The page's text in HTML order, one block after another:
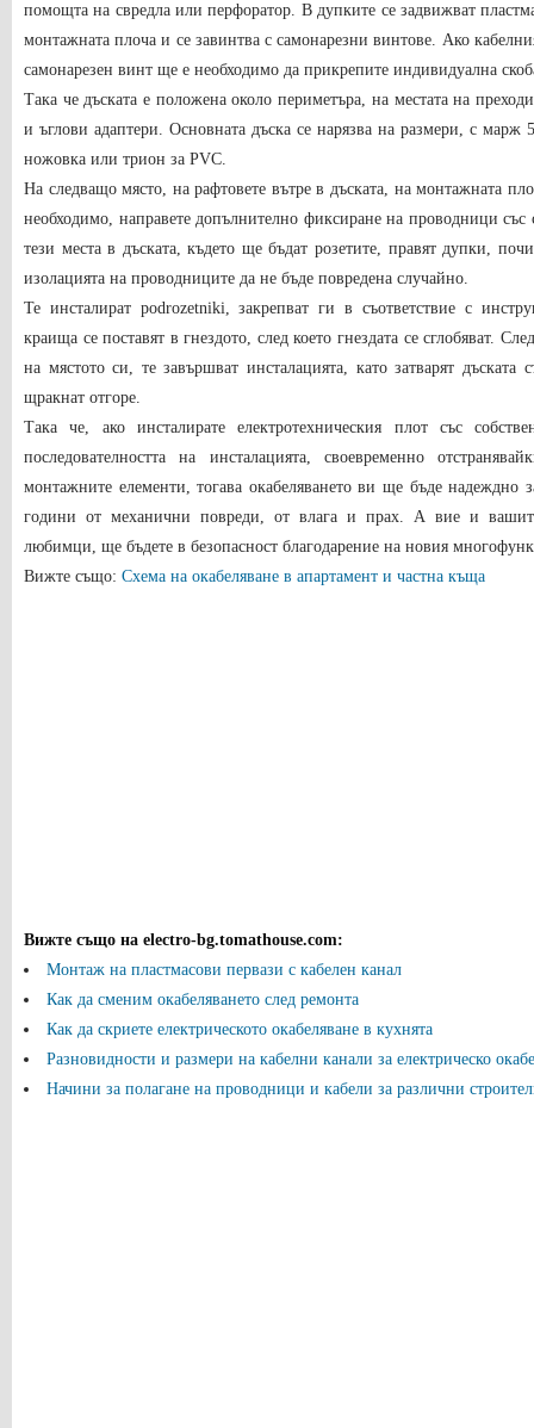
помощта на свредла или перфоратор. В дупките се задвижват
монтажната плоча и се завинтва с самонарезни винтове. Ако
самонарезен винт ще е необходимо да прикрепите индивидуална
Така че дъската е положена около периметъра, на местата на
и ъглови адаптери. Основната дъска се нарязва на размери, с марж
ножовка или трион за PVC.
На следващо място, на рафтовете вътре в дъската, на монтажната
необходимо, направете допълнително фиксиране на проводници
тези места в дъската, където ще бъдат розетите, правят дупки,
изолацията на проводниците да не бъде повредена случайно.
Те инсталират podrozetniki, закрепват ги в съответствие с
краища се поставят в гнездото, след което гнездата се сглобяват.
на мястото си, те завършват инсталацията, като затварят
щракнат отгоре.
Така че, ако инсталирате електротехническия плот със
последователността на инсталацията, своевременно
монтажните елементи, тогава окабеляването ви ще бъде
години от механични повреди, от влага и прах. А вие и
любимци, ще бъдете в безопасност благодарение на новия
Вижте също: Схема на окабеляване в апартамент и частна къща
Вижте също на electro-bg.tomathouse.com:
Монтаж на пластмасови первази с кабелен канал
Как да сменим окабеляването след ремонта
Как да скриете електрическото окабеляване в кухнята
Разновидности и размери на кабелни канали за електрическо
Начини за полагане на проводници и кабели за различни